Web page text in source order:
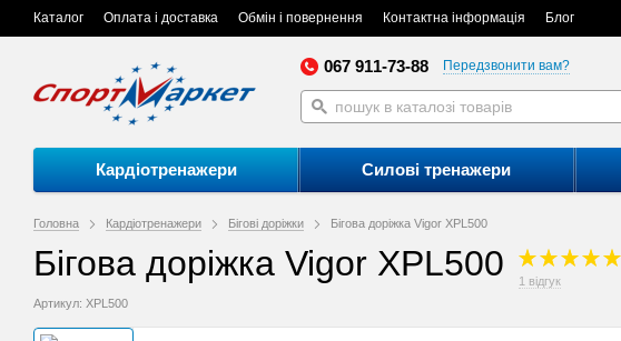
Каталог Оплата і доставка Обмін і повернення Контактна інформація Блог
067 911-73-88 Передзвонити вам?
Кардіотренажери Силові тренажери
Головна Кардіотренажери Бігові доріжки Бігова доріжка Vigor XPL500
Бігова доріжка Vigor XPL500
1 відгук
Артикул: XPL500